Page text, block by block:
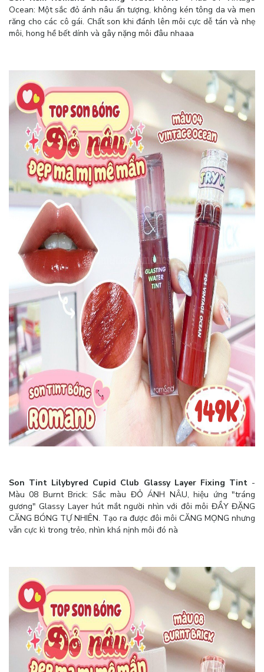
Ocean: Một sắc đỏ ánh nâu ấn tượng, không kén tông da và men
răng cho các cô gái. Chất son khi đánh lên môi cực dễ tán và nhẹ
môi, hong hề bết dính và gây nặng môi đâu nhaaa
Son Tint Lilybyred Cupid Club Glassy Layer Fixing Tint-
Màu 08 Burnt Brick: Sắc màu ĐỎ ÁNH NÂU, hiệu ứng "tráng
gương" Glassy Layer hút mắt người nhìn với đôi môi ĐẦY ĐẶNG
CĂNG BÓNG TỰ NHIÊN. Tạo ra được đôi môi CĂNG MỌNG nhưng
vẫn cực kì trong trẻo, nhìn khá nịnh môi đó nà